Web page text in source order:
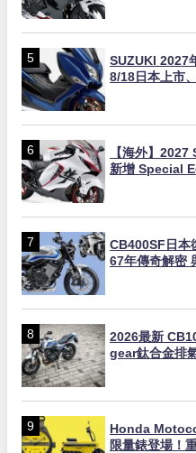
SUZUKI 2027
8/18日本上市
【海外】
新增 Special
CB400SF日本
67年傳奇解密
2026最新
gear鈦合金排
Honda
限量錶登場！